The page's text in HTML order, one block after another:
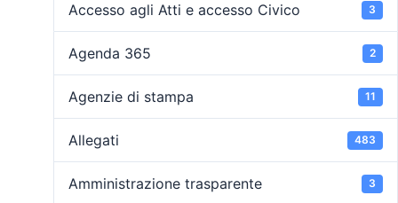
Accesso agli Atti e accesso Civico 3
Agenda 365 2
Agenzie di stampa 11
Allegati 483
Amministrazione trasparente 3